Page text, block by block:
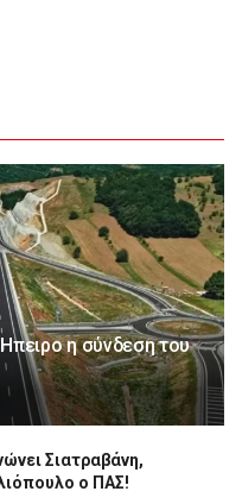
η σύνδεση του
Σιατραβάνη,
ο ΠΑΣ!